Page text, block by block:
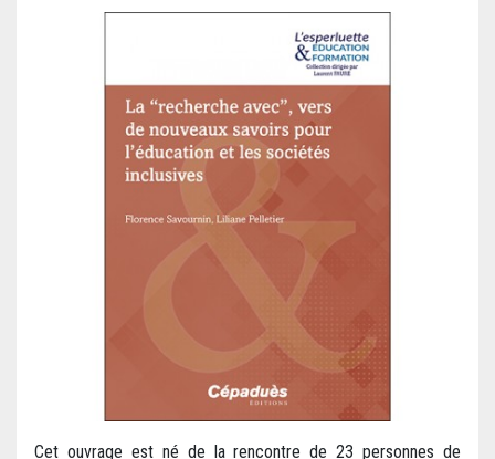
Cet ouvrage est né de la rencontre de 23 personnes de